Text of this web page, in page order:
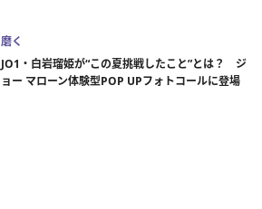
磨く
JO1・白岩瑠姫が“この夏挑戦したこと”とは？ ジ
ョー マローン体験型POP UPフォトコールに登場